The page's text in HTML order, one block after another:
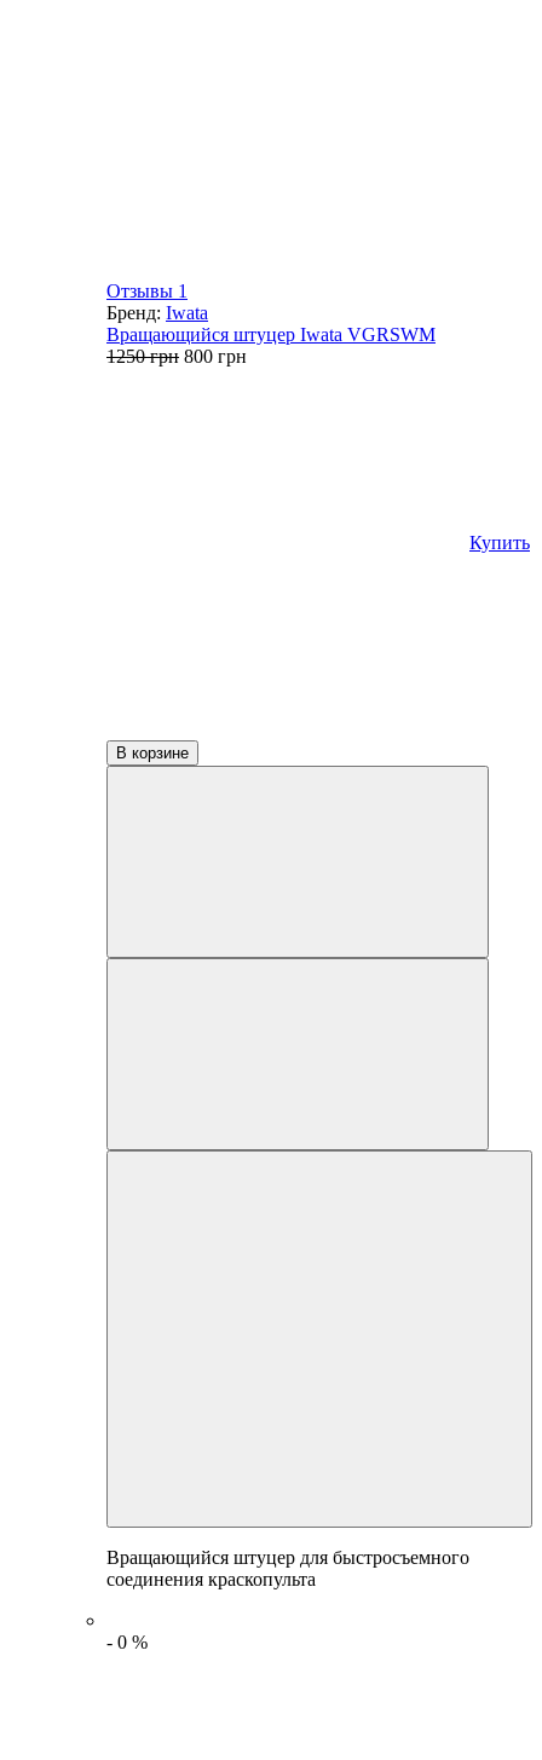
Отзывы 1
Бренд: Iwata
Вращающийся штуцер Iwata VGRSWM
1250грн Первоначальная
800 грн
Купить
В корзине
Вращающийся штуцер для быстросъемного
соединения краскопульта
- 0 %